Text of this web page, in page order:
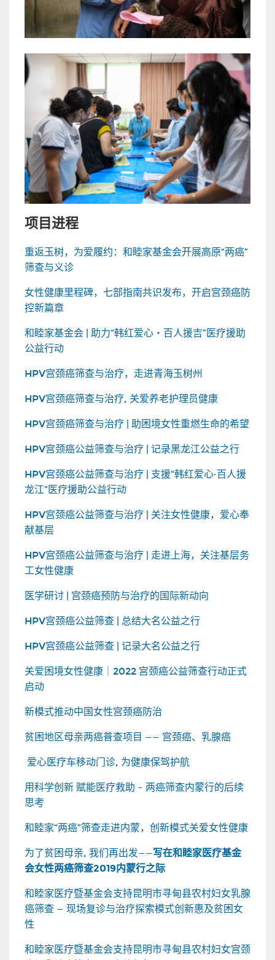
项目进程
重返玉树，为爱履约：和睦家基金会开展高原“两癌”
筛查与义诊
女性健康里程碑，七部指南共识发布，开启宫颈癌防
控新篇章
和睦家基金会 | 助力“韩红爱心・百人援吉”医疗援助
公益行动
HPV宫颈癌筛查与治疗，走进青海玉树州
HPV宫颈癌筛查与治疗, 关爱养老护理员健康
HPV宫颈癌筛查与治疗 | 助困境女性重燃生命的希望
HPV宫颈癌公益筛查与治疗 | 记录黑龙江公益之行
HPV宫颈癌公益筛查与治疗 | 支援“韩红爱心·百人援
龙江”医疗援助公益行动
HPV宫颈癌公益筛查与治疗 | 关注女性健康，爱心奉
献基层
HPV宫颈癌公益筛查与治疗 | 走进上海，关注基层务
工女性健康
医学研讨 | 宫颈癌预防与治疗的国际新动向
HPV宫颈癌公益筛查 | 总结大名公益之行
HPV宫颈癌公益筛查 | 记录大名公益之行
关爱困境女性健康｜2022 宫颈癌公益筛查行动正式
启动
新模式推动中国女性宫颈癌防治
贫困地区母亲两癌普查项目 —— 宫颈癌、乳腺癌
爱心医疗车移动门诊, 为健康保驾护航
用科学创新 赋能医疗救助 – 两癌筛查内蒙行的后续
思考
和睦家“两癌”筛查走进内蒙，创新模式关爱女性健康
为了贫困母亲, 我们再出发——写在和睦家医疗基金
会女性两癌筛查2019内蒙行之际
和睦家医疗暨基金会支持昆明市寻甸县农村妇女乳腺
癌筛查 — 现场复诊与治疗探索模式创新惠及贫困女
性
和睦家医疗暨基金会支持昆明市寻甸县农村妇女宫颈